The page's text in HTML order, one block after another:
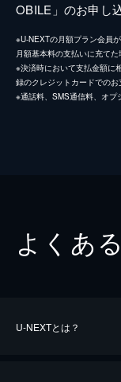
OBILE」のお申し
※U-NEXTの月額プラン会員
月額基本料の支払いに充てた
※決済時において支払金額に
録のクレジットカードでのお
※通話料、SMS通信料、オプ
よくあ
U-NEXTとは？